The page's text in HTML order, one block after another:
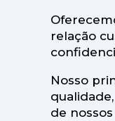
relação
Nosso
de